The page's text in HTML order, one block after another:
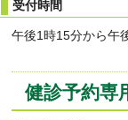
受付時間
午後1時15分から午
健診予約専